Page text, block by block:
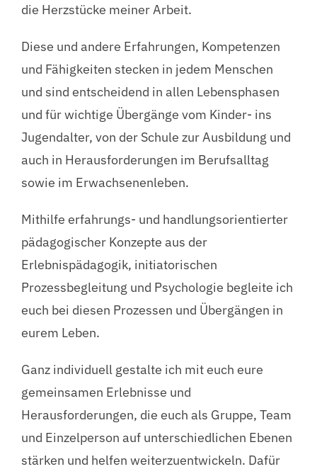
die Herzstücke meiner Arbeit.
Diese und andere Erfahrungen, Kompetenzen
und Fähigkeiten stecken in jedem Menschen
und sind entscheidend in allen Lebensphasen
und für wichtige Übergänge vom Kinder- ins
Jugendalter, von der Schule zur Ausbildung und
auch in Herausforderungen im Berufsalltag
sowie im Erwachsenenleben.
Mithilfe erfahrungs- und handlungsorientierter
pädagogischer Konzepte aus der
Erlebnispädagogik, initiatorischen
Prozessbegleitung und Psychologie begleite ich
euch bei diesen Prozessen und Übergängen in
eurem Leben.
Ganz individuell gestalte ich mit euch eure
gemeinsamen Erlebnisse und
Herausforderungen, die euch als Gruppe, Team
und Einzelperson auf unterschiedlichen Ebenen
stärken und helfen weiterzuentwickeln. Dafür